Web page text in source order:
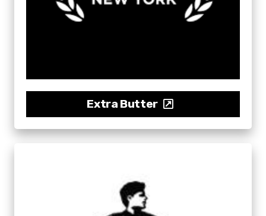
Extra Butter